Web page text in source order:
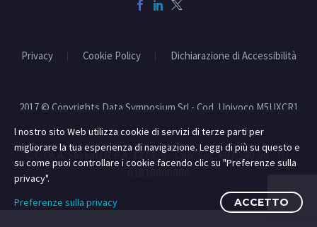
Privacy Cookie Policy Dichiarazione di Accessibilità
2017 © Copyrights Data Symposium Srl - Cod. Univoco M5UXCR1
C.C.I.A.A. Sassari R.E.A. 127459 - Cap. Soc. €97.240,00 - P.I.
l nostro sito Web utilizza cookie di servizi di terze parti per
migliorare la tua esperienza di navigazione. Leggi di più su questo e
su come puoi controllare i cookie facendo clic su "Preferenze sulla
privacy".
Preferenze sulla privacy
ACCETTO